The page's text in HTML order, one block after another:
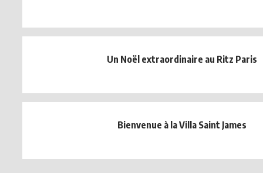
Un Noël extraordinaire au Ritz Paris
Bienvenue à la Villa Saint James